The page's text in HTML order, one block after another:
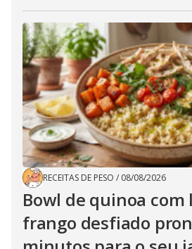
RECEITAS DE PESO / 08/08/2026
Bowl de quinoa com
frango desfiado